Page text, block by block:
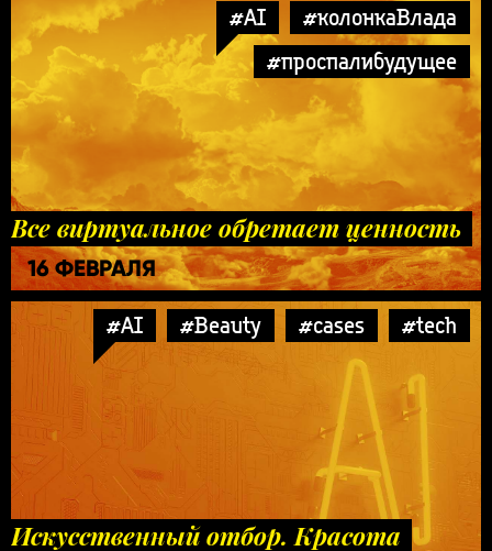
#AI
#колонкаВлада
#проспалибудущее
Все виртуальное обретает ценность
16 ФЕВРАЛЯ
#AI #Beauty #cases #tech
Искусственный отбор. Красота